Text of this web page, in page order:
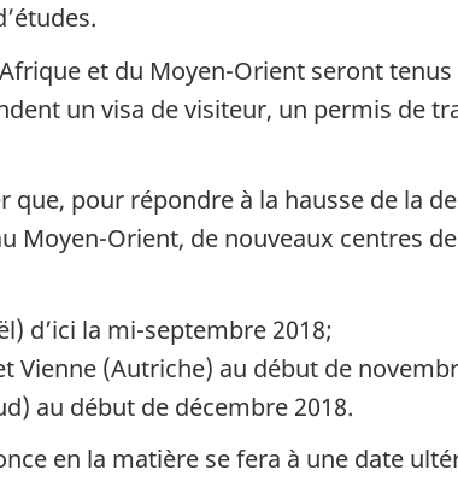
et du Moyen-Orient seront
un visa de visiteur, un permis de
que, pour répondre à la hausse de la
Moyen-Orient, de nouveaux centres
d’ici la mi-septembre 2018;
Vienne (Autriche) au début de
au début de décembre 2018.
en la matière se fera à une date